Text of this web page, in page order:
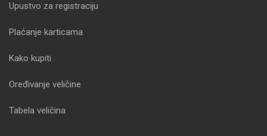
Upustvo za registraciju
Plaćanje karticama
Kako kupiti
Oređivanje veličine
Tabela veličina